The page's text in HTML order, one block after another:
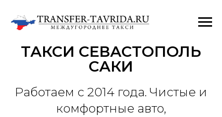
ТАКСИ СЕВАСТОПОЛЬ
САКИ
Работаем с 2014 года. Чистые и
комфортные авто,